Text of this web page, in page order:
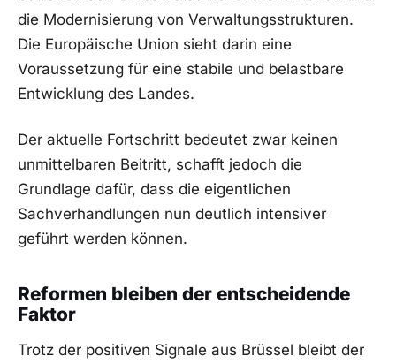
die Modernisierung von Verwaltungsstrukturen.
Die Europäische Union sieht darin eine
Voraussetzung für eine stabile und belastbare
Entwicklung des Landes.
Der aktuelle Fortschritt bedeutet zwar keinen
unmittelbaren Beitritt, schafft jedoch die
Grundlage dafür, dass die eigentlichen
Sachverhandlungen nun deutlich intensiver
geführt werden können.
Reformen bleiben der entscheidende
Faktor
Trotz der positiven Signale aus Brüssel bleibt der